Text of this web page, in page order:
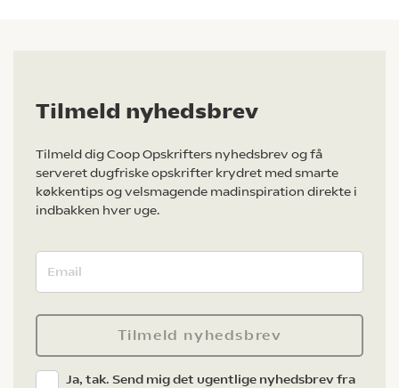
Tilmeld nyhedsbrev
Tilmeld dig Coop Opskrifters nyhedsbrev og få
serveret dugfriske opskrifter krydret med smarte
køkkentips og velsmagende madinspiration direkte i
indbakken hver uge.
Tilmeld nyhedsbrev
Ja, tak. Send mig det ugentlige nyhedsbrev fra